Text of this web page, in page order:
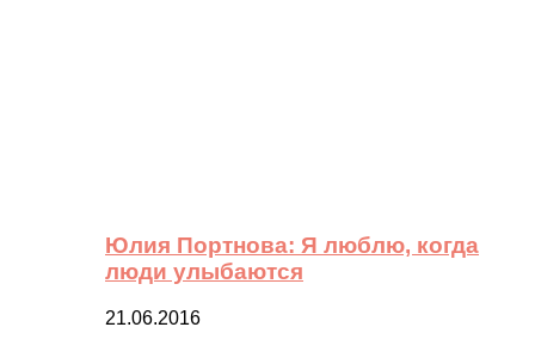
Юлия Портнова: Я люблю, когда
люди улыбаются
21.06.2016